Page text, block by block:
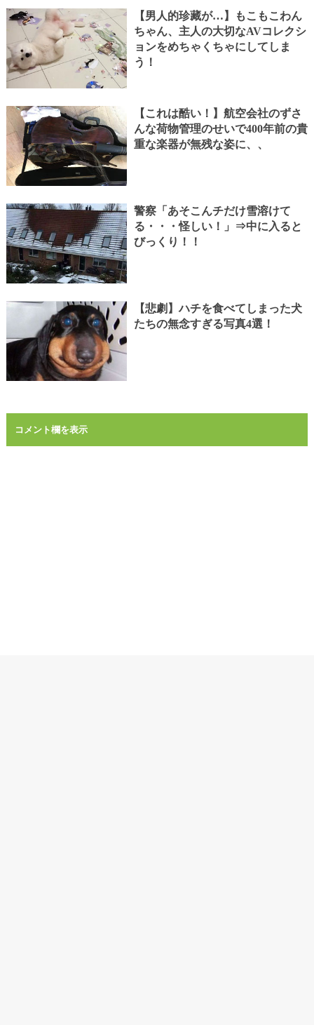
【男人的珍藏が…】もこもこわん
ちゃん、主人の大切なAVコレクシ
ョンをめちゃくちゃにしてしま
う！
【これは酷い！】航空会社のずさ
んな荷物管理のせいで400年前の貴
重な楽器が無残な姿に、、
警察「あそこんチだけ雪溶けて
る・・・怪しい！」⇒中に入ると
びっくり！！
【悲劇】ハチを食べてしまった犬
たちの無念すぎる写真4選！
コメント欄を表示